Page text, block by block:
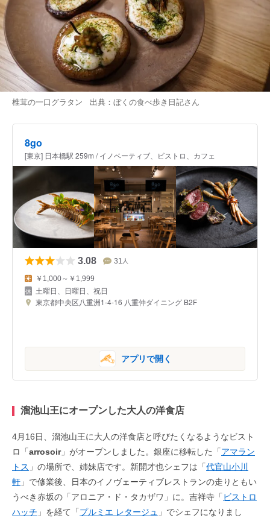
椎茸の一口グラタン 出典： ぼくの食べ歩き日記さん
8go
[東京] 日本橋駅 259m / イノベーティブ、ビストロ、カフェ
3.08 31 人
￥1,000～￥1,999
土曜日、日曜日、祝日
東京都中央区八重洲1-4-16 八重仲ダイニング B2F
アプリで開く
溜池山王にオープンした大人の洋食店
4月16日、溜池山王に大人の洋食店と呼びたくなるようなビスト
ロ「arrosoir」がオープンしました。銀座に移転した「アマラン
トス 」の場所で、姉妹店です。新開才也シェフは「代官山小川
軒 」で修業後、日本のイノヴェーティブレストランの走りともい
うべき赤坂の「アロニア・ド・タカザワ」に。吉祥寺「ビストロ
ハッチ 」を経て「プルミエ レタージュ 」でシェフになりまし